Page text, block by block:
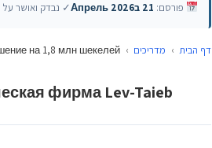
פורסם: 21 בАпрель 2026 ✓ נבדק ואושר על
דף הבית › מדריכים ›
на 1,8 млн шекелей
фирма Lev-Taieb